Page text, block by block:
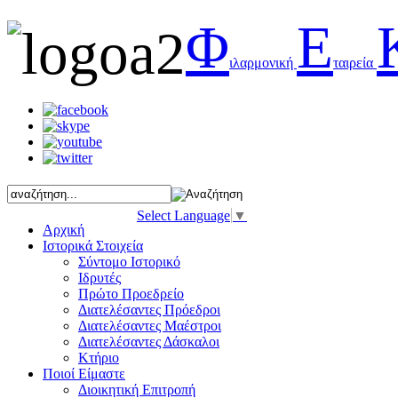
Φιλαρμονική Εταιρεία
Select Language ▼
Αρχική
Ιστορικά Στοιχεία
Σύντομο Ιστορικό
Ιδρυτές
Πρώτο Προεδρείο
Διατελέσαντες Πρόεδροι
Διατελέσαντες Μαέστροι
Διατελέσαντες Δάσκαλοι
Κτήριο
Ποιοί Είμαστε
Διοικητική Επιτροπή